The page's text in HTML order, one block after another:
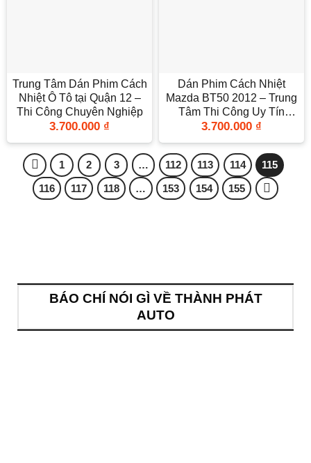
Trung Tâm Dán Phim Cách
Nhiệt Ô Tô tại Quận 12 –
Thi Công Chuyên Nghiệp
3.700.000 ₫
Dán Phim Cách Nhiệt
Mazda BT50 2012 – Trung
Tâm Thi Công Uy Tín
TPHCM
3.700.000 ₫
1 2 3 … 112 113 114
115
116
117 118 … 153 154 155
BÁO CHÍ NÓI GÌ VỀ THÀNH PHÁT
AUTO